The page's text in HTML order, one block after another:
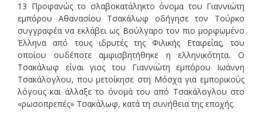
13 Προφανώς το σλαβοκατάληκτο όνομα του Γιαννιώτη
εμπόρου Αθανασίου Τσακάλωφ οδήγησε τον Τούρκο
συγγραφέα να εκλάβει ως Βούλγαρο τον πιο μορφωμένο
Έλληνα από τους ιδρυτές της Φιλικής Εταιρείας, του
οποίου ουδέποτε αμφισβητήθηκε η ελληνικότητα. Ο
Τσακάλωφ είναι γιος του Γιαννιώτη εμπόρου Ιωάννη
Τσακάλογλου, που μετοίκησε στη Μόσχα για εμπορικούς
λόγους και άλλαξε το όνομά του από Τσακάλογλου στο
«ρωσοπρεπές» Τσακάλωφ, κατά τη συνήθεια της εποχής.